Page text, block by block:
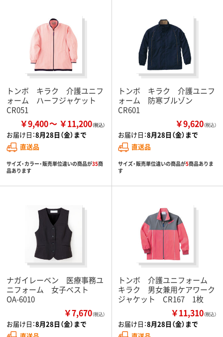
トンボ キラク 介護ユニフ
ォーム ハーフジャケット
CR051
￥9,400 ￥11,200
お届け日：8月28日（金）まで
直送品
サイズ・カラー・販売単位違いの商品が35商
品あります
トンボ キラク 介護ユニフ
ォーム 防寒ブルゾン
CR601
￥9,620（税込）
お届け日：8月28日（金）まで
直送品
サイズ・販売単位違いの商品が5商品ありま
す
ナガイレーベン 医療事務ユ
ニフォーム 女子ベスト
OA-6010
￥7,670（税込）
お届け日：8月28日（金）まで
トンボ 介護ユニフォーム
キラク 男女兼用ケアワーク
ジャケット CR167 1枚
￥11,310（税込）
お届け日：8月28日（金）まで